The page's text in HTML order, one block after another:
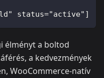
status="active"]
élményt a boltod
a kedvezmények
WooCommerce‑natív